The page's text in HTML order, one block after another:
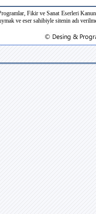
Fikir ve Sanat Eserleri
ve eser sahibiyle sitenin adı